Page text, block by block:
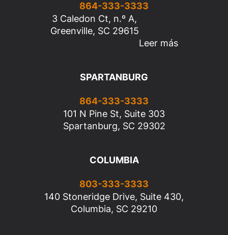
864-333-3333
3 Caledon Ct, n.º A,
Greenville, SC 29615
Leer más
SPARTANBURG
864-333-3333
101 N Pine St, Suite 303
Spartanburg, SC 29302
COLUMBIA
803-333-3333
140 Stoneridge Drive, Suite 430,
Columbia, SC 29210